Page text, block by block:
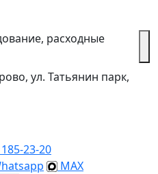
расходные
ул. Татьянин парк,
23-20
MAX